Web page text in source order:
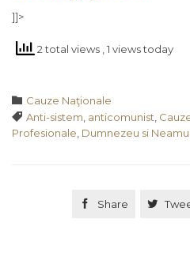
]]>
2 total views , 1 views today
 Category
Cauze Naţionale
 Tags
Anti-sistem anticomunist
Profesionale Dumnezeu si
 Share 